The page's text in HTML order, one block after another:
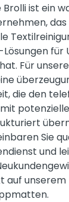
Brolli ist ein
das
für
Für
die den
Sie
und
auf unserem